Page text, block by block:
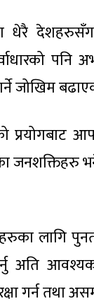
धेरै
जोखिम
लागि
अति
गर्न तथा